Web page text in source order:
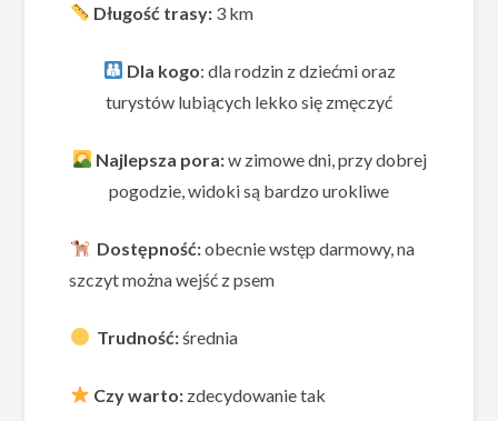
Długość trasy:3 km
Dla kogo: dla rodzin z dziećmi oraz
turystów lubiących lekko się zmęczyć
Najlepsza pora:w zimowe dni, przy dobrej
pogodzie, widoki są bardzo urokliwe
Dostępność:obecnie wstęp darmowy, na
szczyt można wejść z psem
Trudność:średnia
Czy warto:zdecydowanie tak